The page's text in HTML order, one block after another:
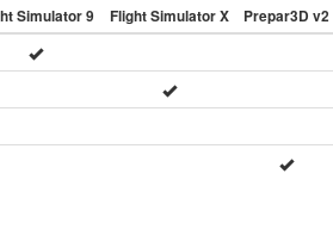
Simulator 9 Flight Simulator X Prepar3D v2